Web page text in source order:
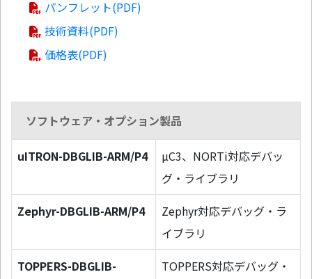
パンフレット(PDF)
技術資料(PDF)
価格表(PDF)
ソフトウェア・オプション製品
uITRON-DBGLIB-ARM/P4
µC3、NORTi対応デバッ
グ・ライブラリ
Zephyr-DBGLIB-ARM/P4
Zephyr対応デバッグ・ラ
イブラリ
TOPPERS-DBGLIB-
TOPPERS対応デバッグ・